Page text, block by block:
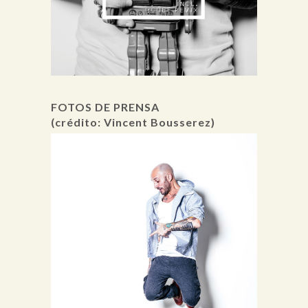
FOTOS DE PRENSA
(crédito: Vincent Bousserez)